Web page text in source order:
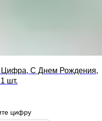
Цифра, С Днем Рождения,
шт.
цифру